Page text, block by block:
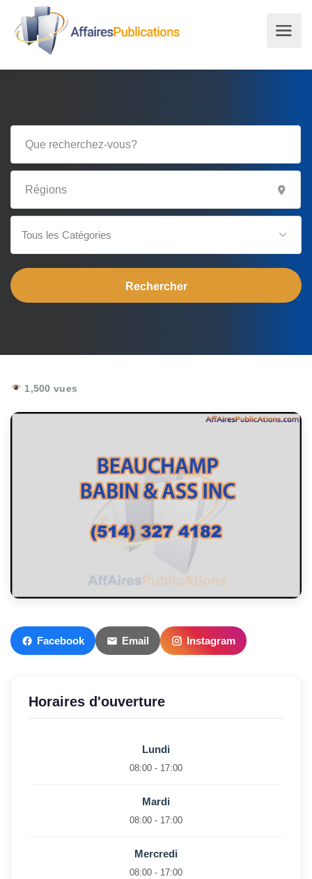
Tous les Catégories
1,500 vues
Facebook Email Instagram
Horaires d'ouverture
Lundi
08:00 - 17:00
Mardi
08:00 - 17:00
Mercredi
08:00 - 17:00